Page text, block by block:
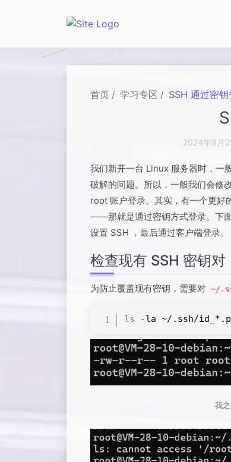
首页 学习专区 SSH 通过密
2024年9月
我们新开一台 Linux 服务器时，一
破解的问题。所以，一般我们会修
root 账户登录。其实，有一个更好
——那就是通过密钥方式登录。下
设置 SSH ，最后通过客户端登录。
检查现有 SSH 密钥对
为防止覆盖现有密钥，需要对 ~/
ls -la ~/.ssh/
我